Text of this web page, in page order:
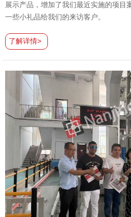
展示产品，增加了我们最近实施的项目
一些小礼品给我们的来访客户。
了解详情>